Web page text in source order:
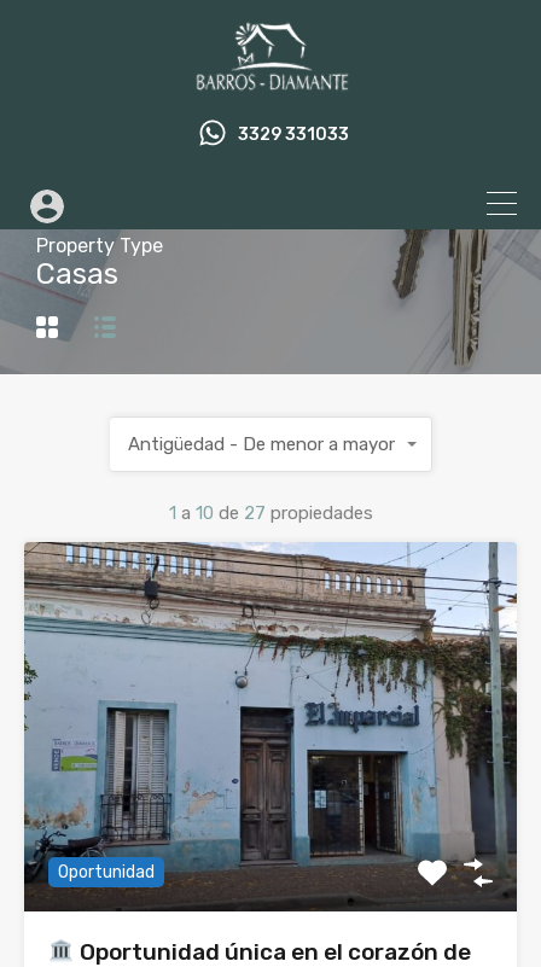
3329 331033
Property Type
Casas
1 a 10 de 27 propiedades
Antigüedad - De menor a mayor
Oportunidad
Oportunidad única en el corazón de